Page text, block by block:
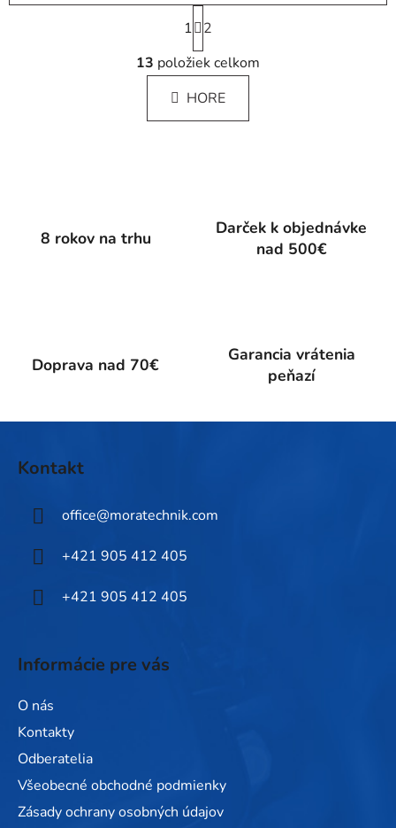
O
v
l
á
d
u
S
t
r
á
n
k
1
2
13 položiek celkom
HORE
8 rokov na trhu
Darček k objednávke
nad 500€
Doprava nad 70€
Garancia vrátenia
peňazí
Kontakt
office@moratechnik.com
+421 905 412 405
+421 905 412 405
Informácie pre vás
O nás
Kontakty
Odberatelia
Všeobecné obchodné podmienky
Zásady ochrany osobných údajov